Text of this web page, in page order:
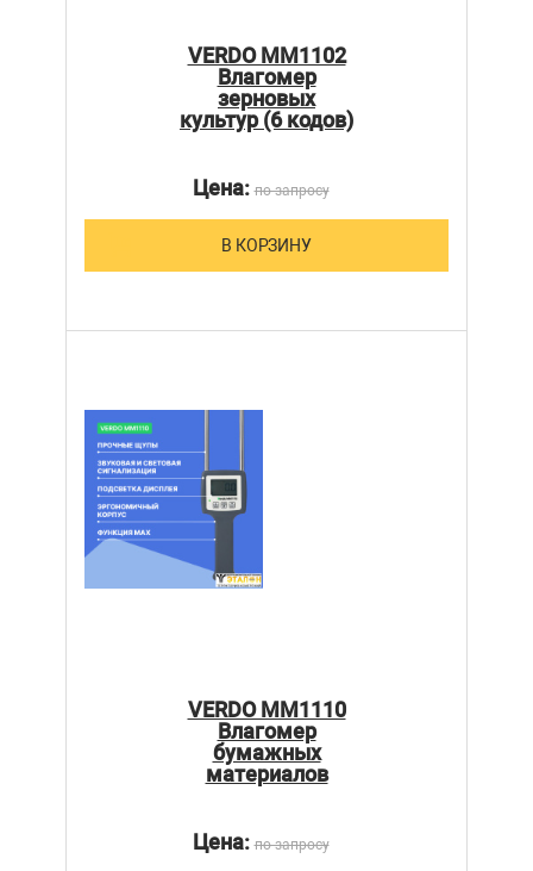
VERDO MM1102
Влагомер
зерновых
культур (6 кодов)
Цена:по запросу
В КОРЗИНУ
VERDO MM1110
Влагомер
бумажных
материалов
Цена:по запросу